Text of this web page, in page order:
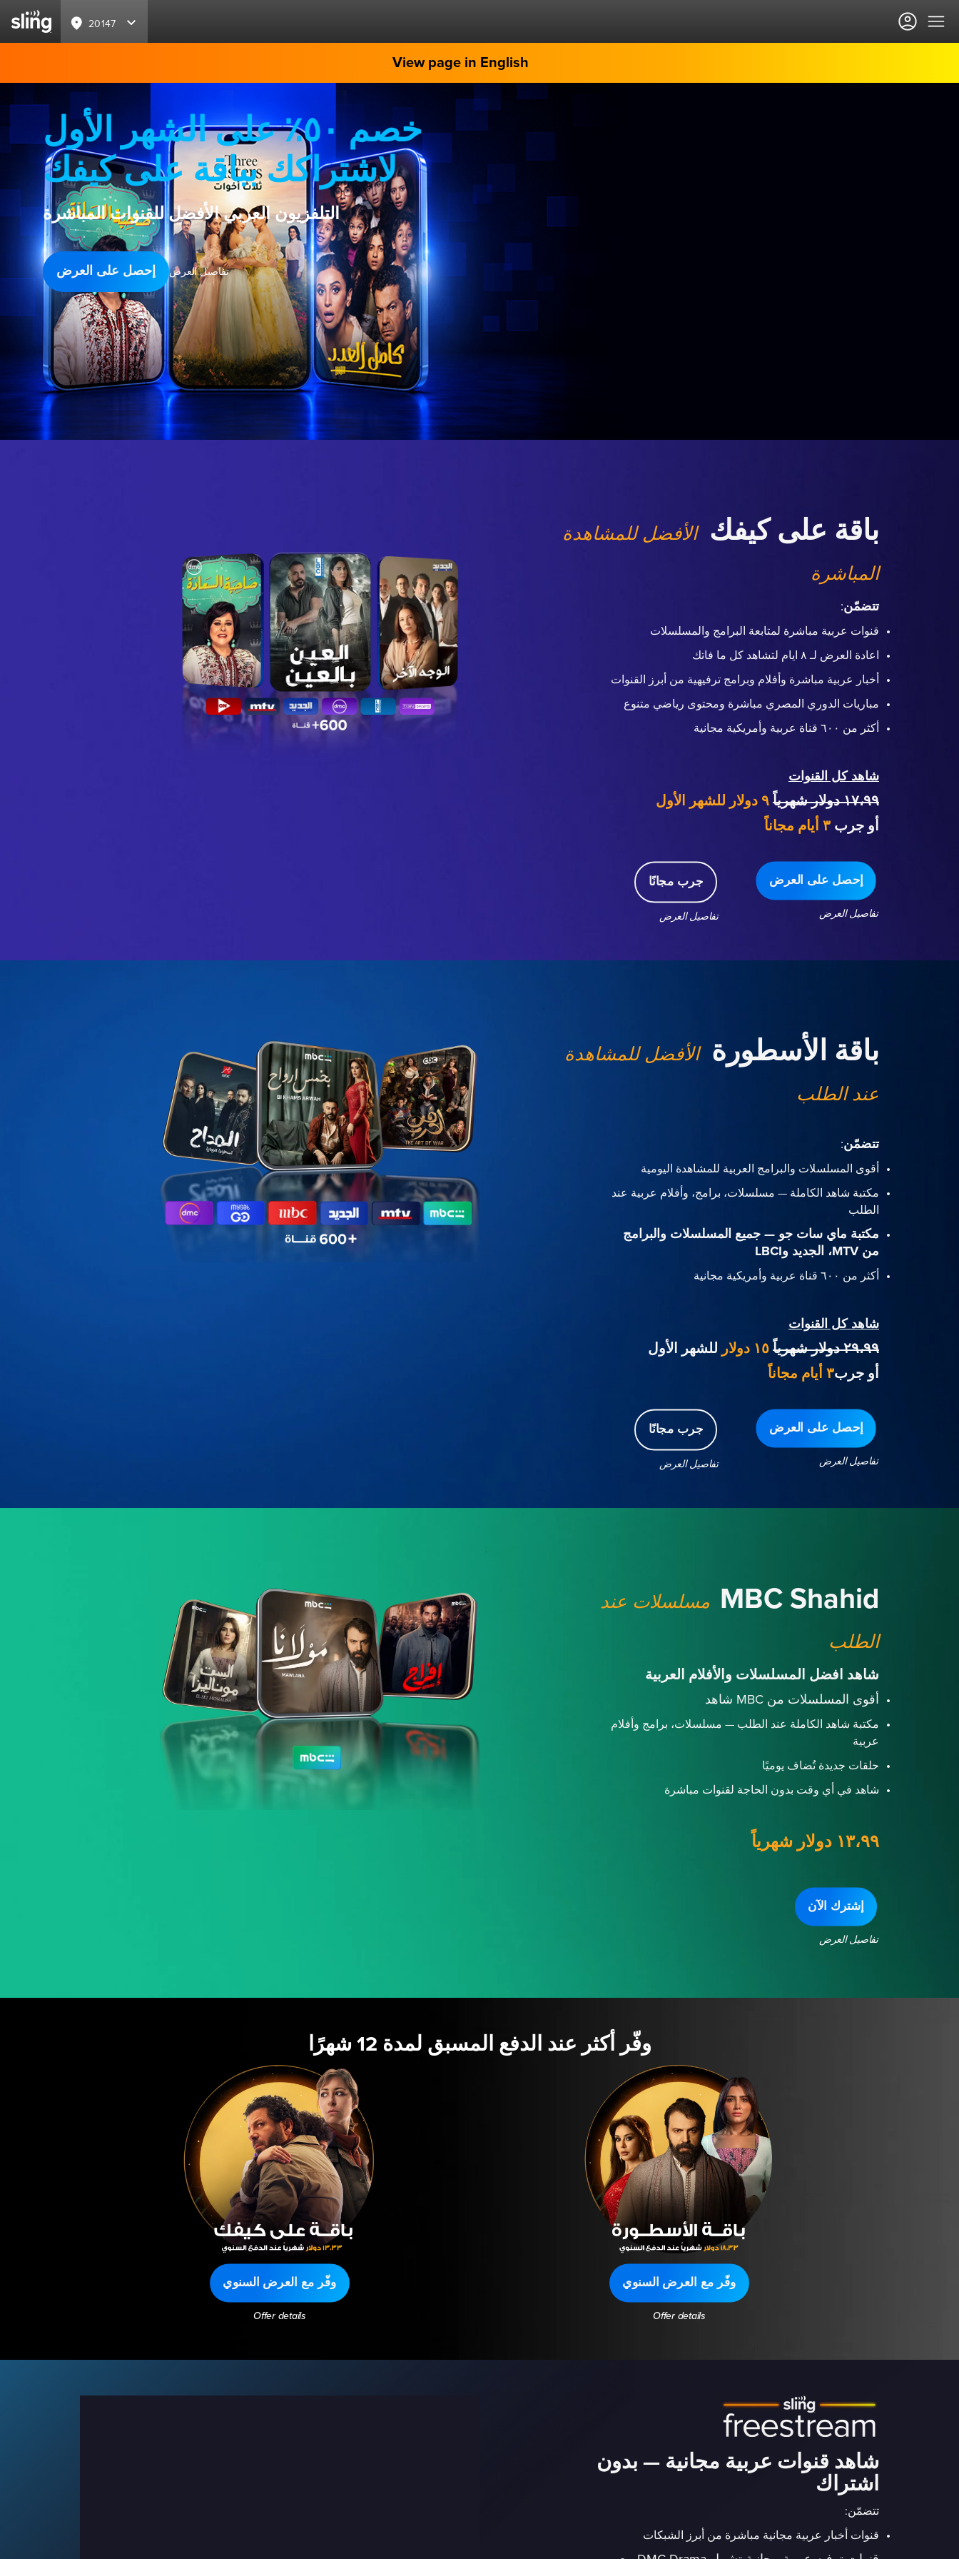
20147
View page in English
خصم ٥٠٪ على الشهر الأول
لاشتراكك بباقة على كيفك
التلفزيون العربي الأفضل للقنوات المباشرة
إحصل على العرض تفاصيل العرض
باقة على كيفك الأفضل للمشاهدة
المباشرة
تتضمّن:
قنوات عربية مباشرة لمتابعة البرامج والمسلسلات
اعادة العرض لـ ٨ ايام لتشاهد كل ما فاتك
أخبار عربية مباشرة وأفلام وبرامج ترفيهية من أبرز القنوات
مباريات الدوري المصري مباشرة ومحتوى رياضي متنوع
أكثر من ٦٠٠ قناة عربية وأمريكية مجانية
شاهد كل القنوات
١٧،٩٩ دولار شهرياً
أو جرب ٣ أيام مجاناً
جرب مجانًا
تفاصيل العرض
إحصل على العرض
تفاصيل العرض
باقة الأسطورة الأفضل للمشاهدة
عند الطلب
تتضمّن:
أقوى المسلسلات والبرامج العربية للمشاهدة اليومية
مكتبة شاهد الكاملة — مسلسلات، برامج، وأفلام عربية عند
الطلب
مكتبة ماي سات جو — جميع المسلسلات والبرامج
من MTV، الجديد وLBCI
أكثر من ٦٠٠ قناة عربية وأمريكية مجانية
شاهد كل القنوات
٢٩،٩٩ دولار شهرياً
للشهر الأول
أو جرب٣ أيام مجاناً
جرب مجانًا
تفاصيل العرض
إحصل على العرض
تفاصيل العرض
MBC Shahid مسلسلات عند
الطلب
شاهد افضل المسلسلات والأفلام العربية
أقوى المسلسلات من MBC شاهد
مكتبة شاهد الكاملة عند الطلب — مسلسلات، برامج وأفلام
عربية
حلقات جديدة تُضاف يوميًا
شاهد في أي وقت بدون الحاجة لقنوات مباشرة
١٣،٩٩ دولار شهرياً
إشترك الآن
تفاصيل العرض
وفّر أكثر عند الدفع المسبق لمدة 12 شهرًا
وفّر مع العرض السنوي
Offer details
وفّر مع العرض السنوي
Offer details
شاهد قنوات عربية مجانية — بدون
اشتراك
تتضمّن:
قنوات أخبار عربية مجانية مباشرة من أبرز الشبكات